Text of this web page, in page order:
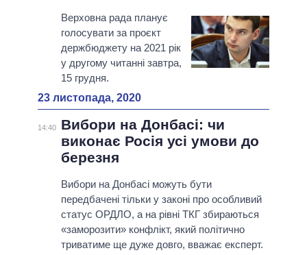
Верховна рада планує
голосувати за проєкт
держбюджету на 2021 рік
у другому читанні завтра,
15 грудня.
23 листопада, 2020
14:40
Вибори на Донбасі: чи
виконає Росія усі умови до
березня
Вибори на Донбасі можуть бути
передбачені тільки у законі про особливий
статус ОРДЛО, а на рівні ТКГ збираються
«заморозити» конфлікт, який політично
триватиме ще дуже довго, вважає експерт.